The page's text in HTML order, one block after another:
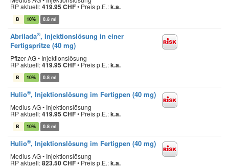
RP aktuell:419.95 CHF• Preis p.E.:k.a.
B 10% 0.8 ml
Abrilada®, Injektionslösung in einer
Fertigspritze (40 mg)
Pfizer AG • Injektionslösung
RP aktuell:419.95 CHF• Preis p.E.:k.a.
B 10% 0.8 ml
Hulio®, Injektionslösung im Fertigpen (40 mg)
Medius AG • Injektionslösung
RP aktuell:419.95 CHF• Preis p.E.:k.a.
B 10% 0.8 ml
Hulio®, Injektionslösung im Fertigpen (40 mg)
Medius AG • Injektionslösung
RP aktuell:823.50 CHF• Preis p.E.:k.a.